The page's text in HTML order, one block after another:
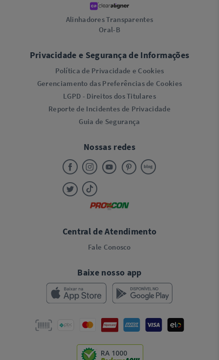
Alinhadores Transparentes
Oral-B
Privacidade e Segurança de Informações
Política de Privacidade e Cookies
Gerenciamento das Preferências de Cookies
LGPD - Direitos dos Titulares
Reporte de Incidentes de Privacidade
Guia de Segurança
Nossas redes
Central de Atendimento
Fale Conosco
Baixe nosso app
RA 1000